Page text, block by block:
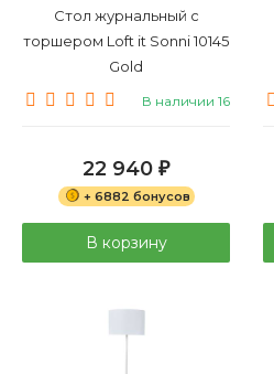
Стол журнальный с
торшером Loft it Sonni 10145
Gold
В наличии 16
22 940 ₽
+ 6882 бонусов
В корзину